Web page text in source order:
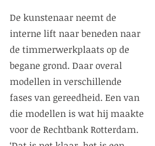
De kunstenaar neemt de
interne lift naar beneden naar
de timmerwerkplaats op de
begane grond. Daar overal
modellen in verschillende
fases van gereedheid. Een van
die modellen is wat hij maakte
voor de Rechtbank Rotterdam.